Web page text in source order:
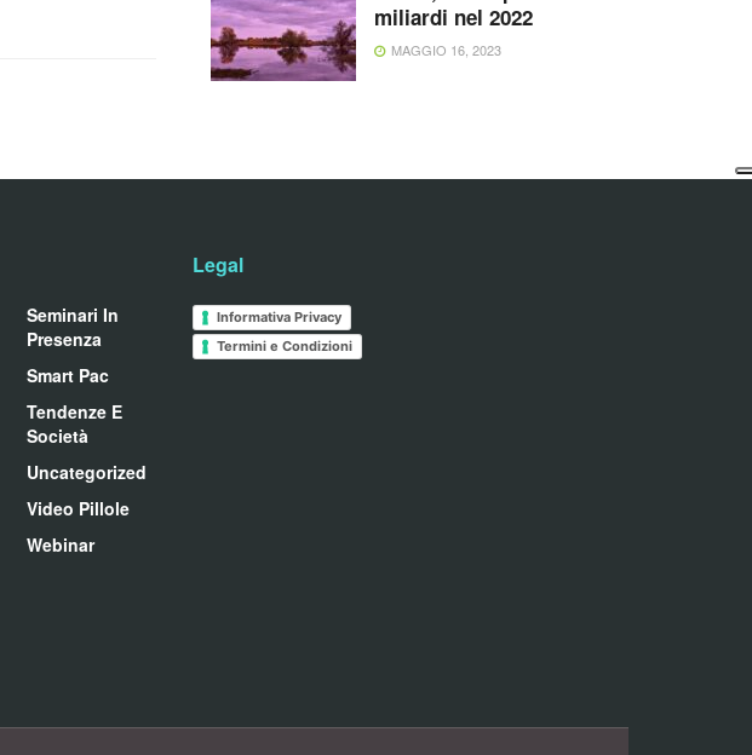
miliardi nel 2022
MAGGIO 16, 2023
Seminari In
Presenza
Smart Pac
Tendenze E
Società
Uncategorized
Video Pillole
Webinar
Legal
Informativa Privacy
Termini e Condizioni